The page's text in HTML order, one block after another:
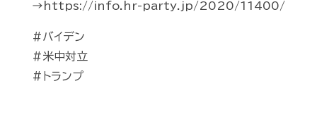
→https://info.hr-party.jp/2020/11400/
#バイデン
#米中対立
#トランプ